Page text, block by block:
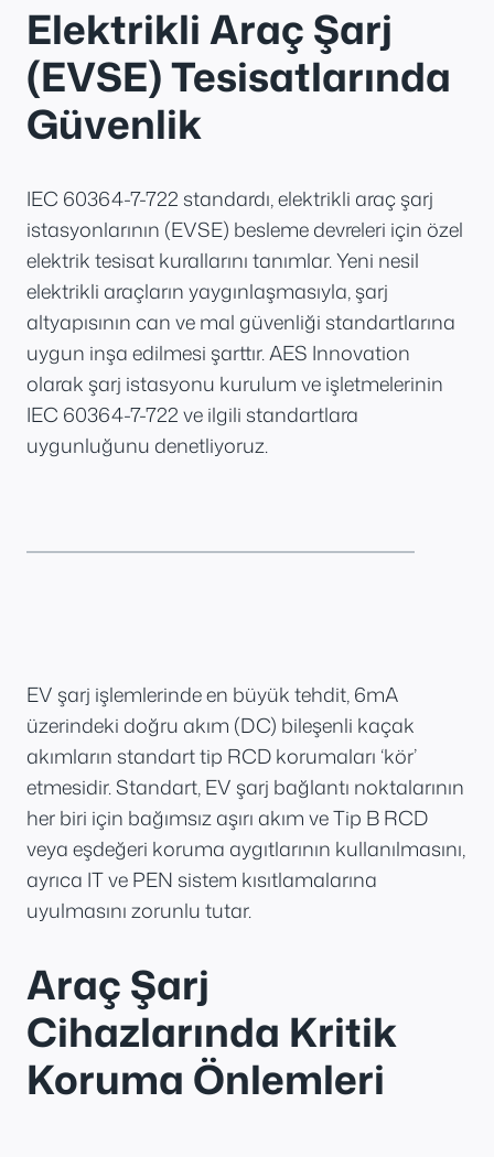
Elektrikli Araç Şarj
(EVSE) Tesisatlarında
Güvenlik
IEC 60364-7-722 standardı, elektrikli araç şarj
istasyonlarının (EVSE) besleme devreleri için özel
elektrik tesisat kurallarını tanımlar. Yeni nesil
elektrikli araçların yaygınlaşmasıyla, şarj
altyapısının can ve mal güvenliği standartlarına
uygun inşa edilmesi şarttır. AES Innovation
olarak şarj istasyonu kurulum ve işletmelerinin
IEC 60364-7-722 ve ilgili standartlara
uygunluğunu denetliyoruz.
EV şarj işlemlerinde en büyük tehdit, 6mA
üzerindeki doğru akım (DC) bileşenli kaçak
akımların standart tip RCD korumaları ‘kör’
etmesidir. Standart, EV şarj bağlantı noktalarının
her biri için bağımsız aşırı akım ve Tip B RCD
veya eşdeğeri koruma aygıtlarının kullanılmasını,
ayrıca IT ve PEN sistem kısıtlamalarına
uyulmasını zorunlu tutar.
Araç Şarj
Cihazlarında Kritik
Koruma Önlemleri